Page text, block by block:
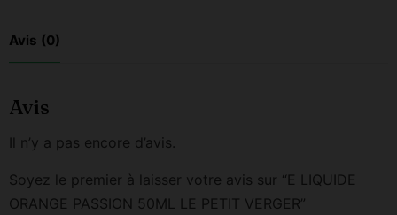
Avis (0)
Avis
Il n’y a pas encore d’avis.
Soyez le premier à laisser votre avis sur “E LIQUIDE
ORANGE PASSION 50ML LE PETIT VERGER”